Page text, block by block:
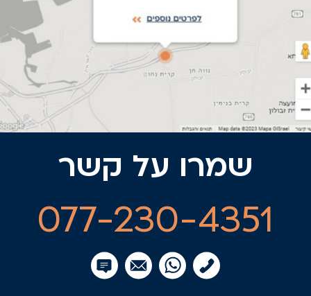
שמרו על קשר
077-230-4351